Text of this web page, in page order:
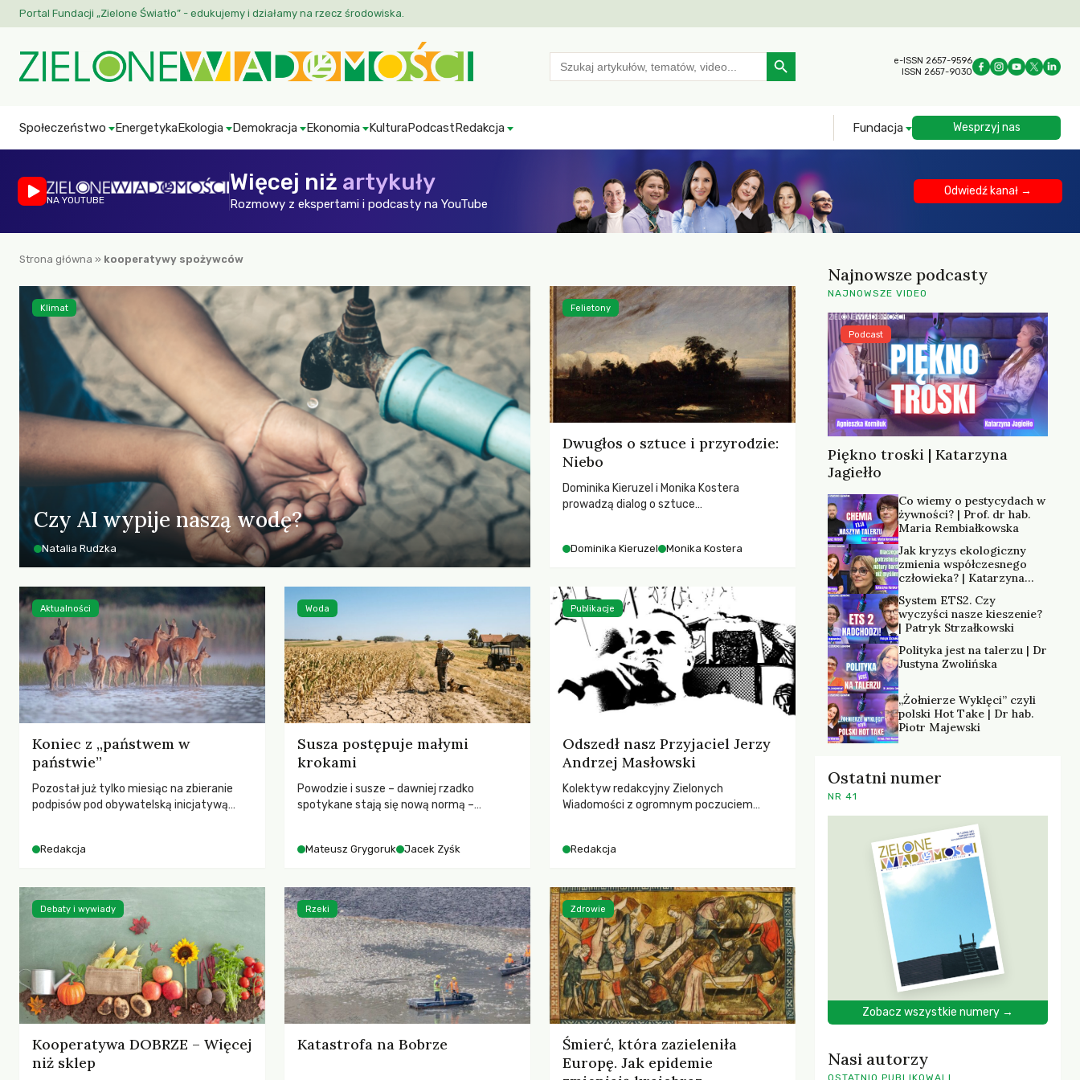
Portal Fundacji „Zielone Światło” - edukujemy i działamy na rzecz środowiska.
Search
for:
Search Button
e-ISSN 2657-9596
ISSN 2657-9030
Społeczeństwo EnergetykaEkologia Demokracja Ekonomia KulturaPodcastRedakcja Fundacja Wesprzyj nas
NA YOUTUBE
Więcej niż artykuły
Rozmowy z ekspertami i podcasty na YouTube
Odwiedź kanał →
Strona główna » kooperatywy spożywców
Czy AI wypije naszą wodę?
Natalia Rudzka
Klimat
Dwugłos o sztuce i przyrodzie:
Niebo
Dominika Kieruzel i Monika Kostera
prowadzą dialog o sztuce
wrażliwość, odczuwanie przestrzeni oraz
Dominika Kieruzel Monika Kostera
Felietony
Koniec z „państwem w
państwie”
Pozostał już tylko miesiąc na zbieranie
podpisów pod obywatelską inicjatywą
pełną mobilizację, ponieważ projekt
rozwiązania dla przyrody i zwierząt,
radykalnie zmieniając dotychczasowy
paradygmat funkcjonowania łowiectwa w
Polsce.
Redakcja
Aktualności
Susza postępuje małymi
krokami
Powodzie i susze – dawniej rzadko
spotykane stają się nową normą –
SGGW.
Mateusz Grygoruk Jacek Zyśk
Woda
Odszedł nasz Przyjaciel Jerzy
Andrzej Masłowski
Kolektyw redakcyjny Zielonych
Wiadomości z ogromnym poczuciem
kochanego Opiekuna, Mecenasa i Mentora.
Redakcja
Publikacje
Kooperatywa DOBRZE – Więcej
niż sklep
Debaty i wywiady
Katastrofa na Bobrze
Rzeki
Śmierć, która zazieleniła
Europę. Jak epidemie
Zdrowie
Najnowsze podcasty
NAJNOWSZE VIDEO
Piękno troski | Katarzyna
Jagiełło
Podcast
Co wiemy o pestycydach w
żywności? | Prof. dr hab.
Maria Rembiałkowska
Jak kryzys ekologiczny
zmienia współczesnego
człowieka? | Katarzyna
System ETS2. Czy
wyczyści nasze kieszenie?
| Patryk Strzałkowski
Polityka jest na talerzu | Dr
Justyna Zwolińska
„Żołnierze Wyklęci” czyli
polski Hot Take | Dr hab.
Piotr Majewski
Ostatni numer
NR 41
Zobacz wszystkie numery →
Nasi autorzy
OSTATNIO PUBLIKOWALI